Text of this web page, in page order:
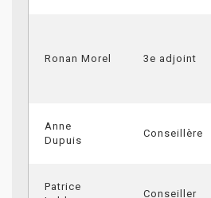
Ronan Morel 3e adjoint
Anne
Dupuis
Conseillère
Patrice
Conseiller